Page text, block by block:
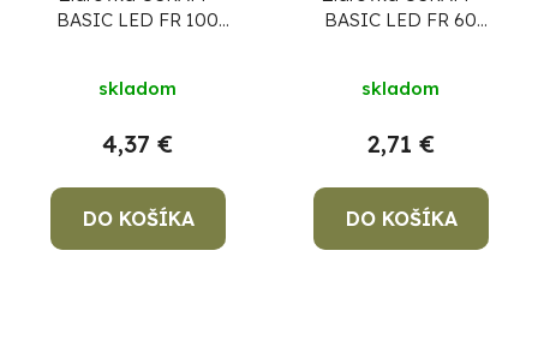
BASIC LED FR 100
MULTIPACK, Star
skladom
4,37 €
DO KOŠÍKA
BASIC LED FR 60
MULTIPACK, Star
skladom
2,71 €
DO KOŠÍKA